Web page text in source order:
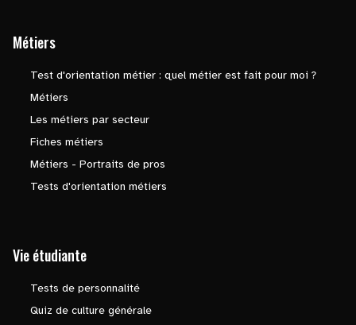
Métiers
Test d'orientation métier : quel métier est fait pour moi ?
Métiers
Les métiers par secteur
Fiches métiers
Métiers - Portraits de pros
Tests d'orientation métiers
Vie étudiante
Tests de personnalité
Quiz de culture générale